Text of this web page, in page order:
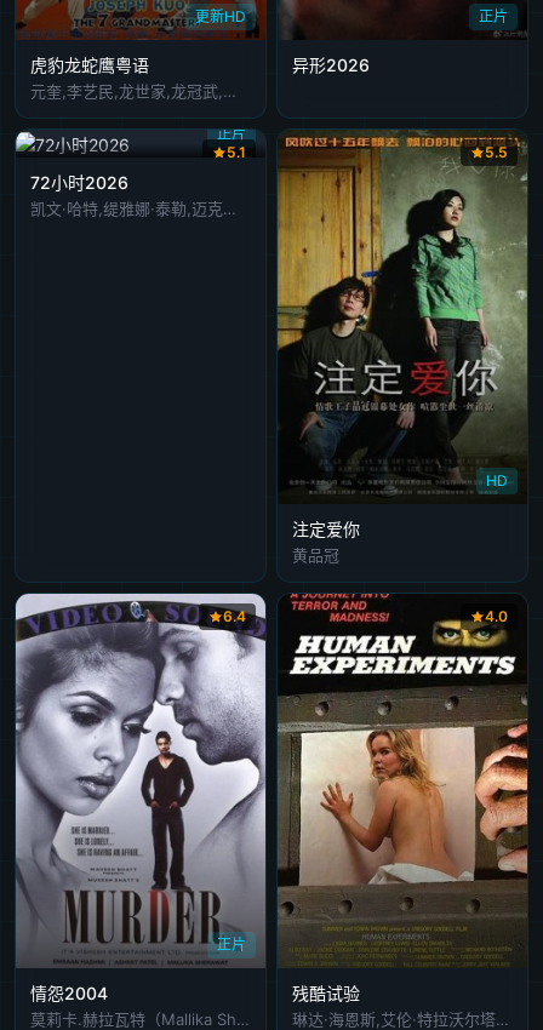
更新HD
虎豹龙蛇鹰粤语
元奎,李艺民,龙世家,龙冠武,龙飞,徐忠信,钱月笙
正片
异形2026
正片
5.1
72小时2026
凯文·哈特,缇雅娜·泰勒,迈克尔·曼多,扎克·切利
HD
5.5
注定爱你
黄品冠
正片
6.4
情怨2004
莫莉卡.赫拉瓦特（Mallika Sherawat）,埃朗.哈斯米（ Emraan Hashmi）
4.0
残酷试验
琳达·海恩斯,艾伦·特拉沃尔塔,杰弗里·刘易斯